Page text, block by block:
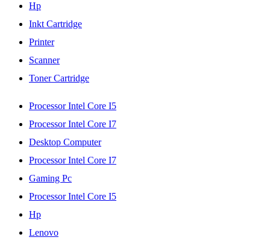
Hp
Inkt Cartridge
Printer
Scanner
Toner Cartridge
Processor Intel Core I5
Processor Intel Core I7
Desktop Computer
Processor Intel Core I7
Gaming Pc
Processor Intel Core I5
Hp
Lenovo